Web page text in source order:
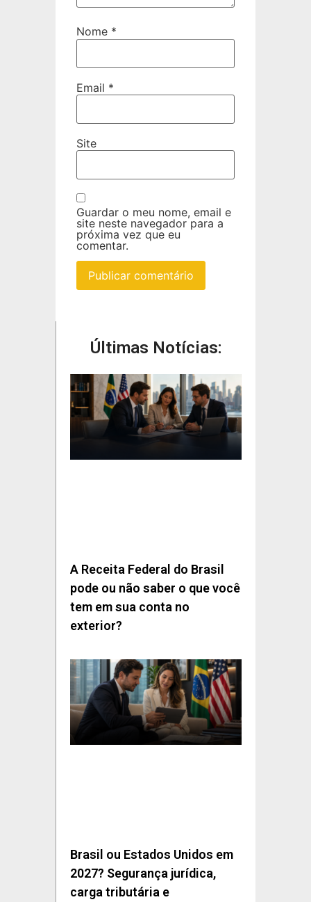
Nome *
Email *
Site
Guardar o meu nome, email e
site neste navegador para a
próxima vez que eu
comentar.
Últimas Notícias:
A Receita Federal do Brasil
pode ou não saber o que você
tem em sua conta no
exterior?
Brasil ou Estados Unidos em
2027? Segurança jurídica,
carga tributária e